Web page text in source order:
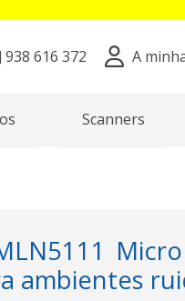
938 616 372 A
Scanners
ambientes